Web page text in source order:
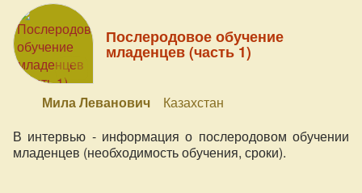
Послеродовое обучение
младенцев (часть 1)
Мила Леванович
Казахстан
В интервью - информация о послеродовом обучении
младенцев (необходимость обучения, сроки).